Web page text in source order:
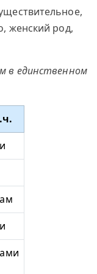
женский род,
в единственном